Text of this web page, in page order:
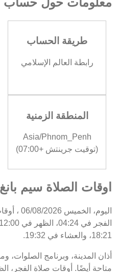
طريقة الحساب
رابطة العالم الإسلامي
المنطقة الزمنية
Asia/Phnom_Penh
(توقيت جرينتش +07:00)
اوقات الصلاة سيم
اليوم،
18:21، والعشاء في 19:32.
أذان المدينة، وبرنامج الصلوات،
متاحة أيضًا. أوقات صلاة الفجر،